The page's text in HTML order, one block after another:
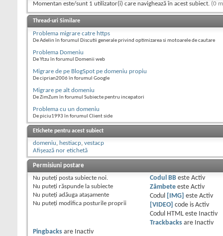
Momentan este/sunt 1 utilizator(i) care navighează în acest subiect. (0
Thread-uri Similare
Problema migrare catre https
De Adelin în forumul Discutii generale privind optimizarea si motoarele de cautare
Problema Domeniu
De Ytzu în forumul Domenii web
Migrare de pe BlogSpot pe domeniu propiu
De ciprian2006 în forumul Google
Migrare pe alt domeniu
De ZimZum în forumul Subiecte pentru incepatori
Problema cu un domeniu
De piciu1993 în forumul Client side
Etichete pentru acest subiect
domeniu, hestiacp, vestacp
Afișează nor etichetă
Permisiuni postare
Nu puteţi posta subiecte noi.
Nu puteţi răspunde la subiecte
Nu puteţi adăuga ataşamente
Nu puteţi modifica posturile proprii
Codul BBeste Activ
Zâmbeteeste Activ
Codul
[IMG] este Activ
[VIDEO]
code is Activ
Codul HTML este
Inactiv
Trackbacksare
Inactiv
Pingbacks are
Inactiv